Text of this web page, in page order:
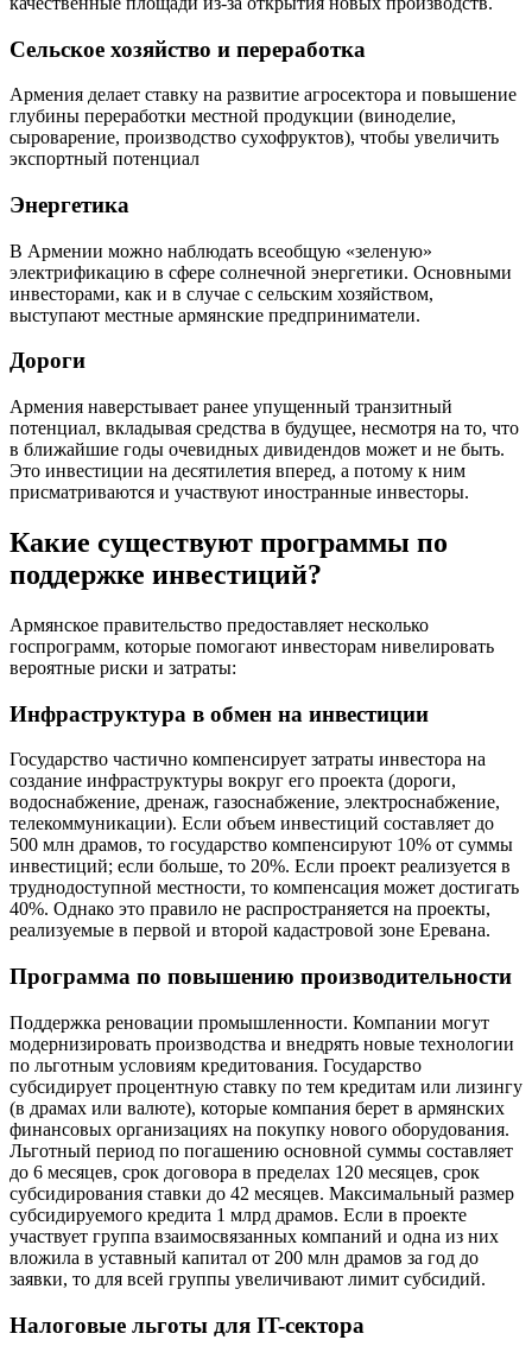
Сельское хозяйство и переработка
Армения делает ставку на развитие агросектора и повышение
глубины переработки местной продукции (виноделие,
сыроварение, производство сухофруктов), чтобы увеличить
экспортный потенциал
Энергетика
В Армении можно наблюдать всеобщую «зеленую»
электрификацию в сфере солнечной энергетики. Основными
инвесторами, как и в случае с сельским хозяйством,
выступают местные армянские предприниматели.
Дороги
Армения наверстывает ранее упущенный транзитный
потенциал, вкладывая средства в будущее, несмотря на то, что
в ближайшие годы очевидных дивидендов может и не быть.
Это инвестиции на десятилетия вперед, а потому к ним
присматриваются и участвуют иностранные инвесторы.
Какие существуют программы по
поддержке инвестиций?
Армянское правительство предоставляет несколько
госпрограмм, которые помогают инвесторам нивелировать
вероятные риски и затраты:
Инфраструктура в обмен на инвестиции
Государство частично компенсирует затраты инвестора на
создание инфраструктуры вокруг его проекта (дороги,
водоснабжение, дренаж, газоснабжение, электроснабжение,
телекоммуникации). Если объем инвестиций составляет до
500 млн драмов, то государство компенсируют 10% от суммы
инвестиций; если больше, то 20%. Если проект реализуется в
труднодоступной местности, то компенсация может достигать
40%. Однако это правило не распространяется на проекты,
реализуемые в первой и второй кадастровой зоне Еревана.
Программа по повышению производительности
Поддержка реновации промышленности. Компании могут
модернизировать производства и внедрять новые технологии
по льготным условиям кредитования. Государство
субсидирует процентную ставку по тем кредитам или лизингу
(в драмах или валюте), которые компания берет в армянских
финансовых организациях на покупку нового оборудования.
Льготный период по погашению основной суммы составляет
до 6 месяцев, срок договора в пределах 120 месяцев, срок
субсидирования ставки до 42 месяцев. Максимальный размер
субсидируемого кредита 1 млрд драмов. Если в проекте
участвует группа взаимосвязанных компаний и одна из них
вложила в уставный капитал от 200 млн драмов за год до
заявки, то для всей группы увеличивают лимит субсидий.
Налоговые льготы для IT-сектора